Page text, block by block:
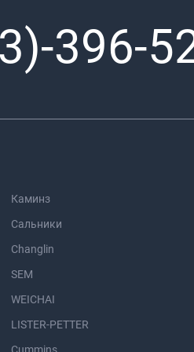
396-
Каминз
Сальники
Changlin
SEM
WEICHAI
LISTER-PETTER